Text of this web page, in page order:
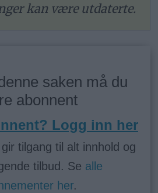
kan være utdaterte.
saken må du
abonnent
Logg inn her
tilgang til alt innhold og
tilbud. Se alle
her.